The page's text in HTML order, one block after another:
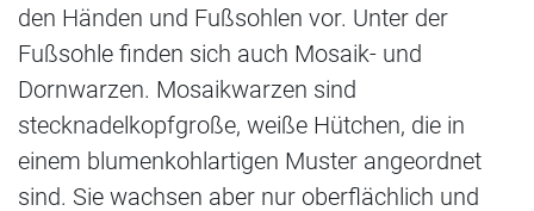
den Händen und Fußsohlen vor. Unter der
Fußsohle finden sich auch Mosaik- und
Dornwarzen. Mosaikwarzen sind
stecknadelkopfgroße, weiße Hütchen, die in
einem blumenkohlartigen Muster angeordnet
sind. Sie wachsen aber nur oberflächlich und